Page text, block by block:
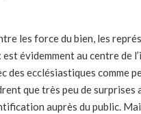
les force du bien, les
évidemment au centre de
des ecclésiastiques comme
que très peu de surprises
auprès du public.